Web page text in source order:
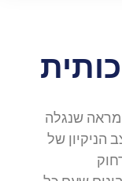
שנגלה
הניקיון של